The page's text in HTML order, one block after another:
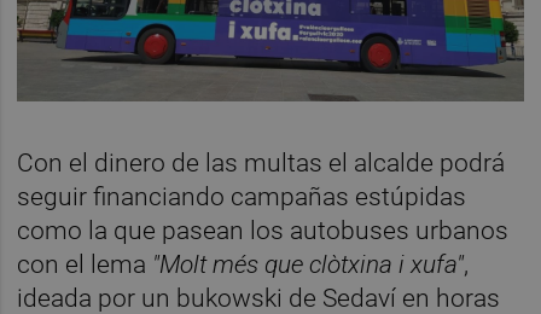
Con el dinero de las multas el alcalde podrá
seguir financiando campañas estúpidas
como la que pasean los autobuses urbanos
con el lema "Molt més que clòtxina i xufa",
ideada por un bukowski de Sedaví en horas